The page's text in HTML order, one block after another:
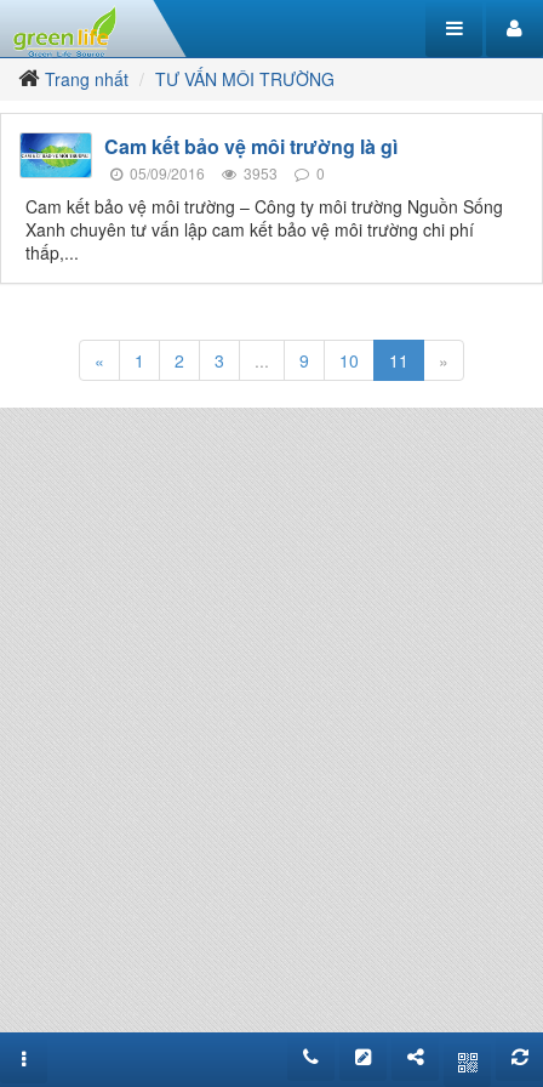
Trang nhất TƯ VẤN MÔI TRƯỜNG
Cam kết bảo vệ môi trường là gì
05/09/2016 3953 0
Cam kết bảo vệ môi trường – Công ty môi trường Nguồn Sống
Xanh chuyên tư vấn lập cam kết bảo vệ môi trường chi phí
thấp,...
« 1 2 3 ... 9 10 11 »